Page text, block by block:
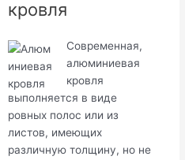
кровля
Современная,
алюминиевая
кровля
выполняется в виде
ровных полос или из
листов, имеющих
различную толщину, но не